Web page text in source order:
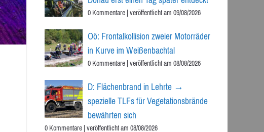
0 Kommentare|veröffentlicht am 09/08/2026
Oö: Frontalkollision zweier Motorräder
in Kurve im Weißenbachtal
0 Kommentare|veröffentlicht am 08/08/2026
D: Flächenbrand in Lehrte →
spezielle TLFs für Vegetationsbrände
bewährten sich
0 Kommentare|veröffentlicht am 08/08/2026